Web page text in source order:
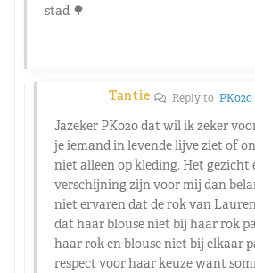
stad 🌳
Tantie Reply toPK020
Jazeker PK020 dat wil ik zeker
je iemand in levende lijve ziet of
niet alleen op kleding. Het gezicht
verschijning zijn voor mij dan
niet ervaren dat de rok van
dat haar blouse niet bij haar rok
haar rok en blouse niet bij elkaar
respect voor haar keuze want